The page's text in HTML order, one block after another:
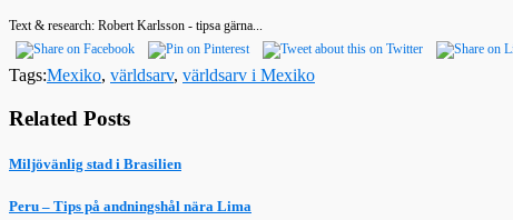
Text & research: Robert Karlsson - tipsa gärna...
Tags:Mexiko, världsarv, världsarv i Mexiko
Related Posts
Miljövänlig stad i Brasilien
Peru – Tips på andningshål nära Lima